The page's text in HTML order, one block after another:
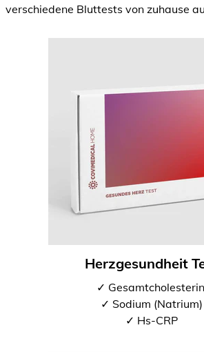
verschiedene Bluttests von zuhause
Herzgesundheit
✓
✓ Sodium (Natrium)
✓ Hs-CRP